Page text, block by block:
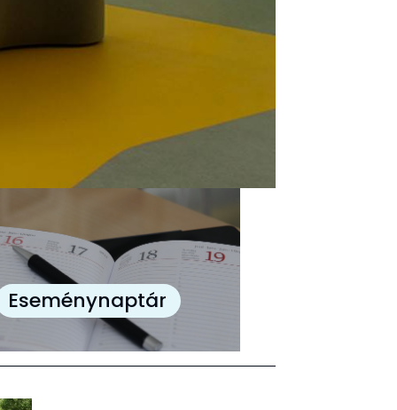
Eseménynaptár